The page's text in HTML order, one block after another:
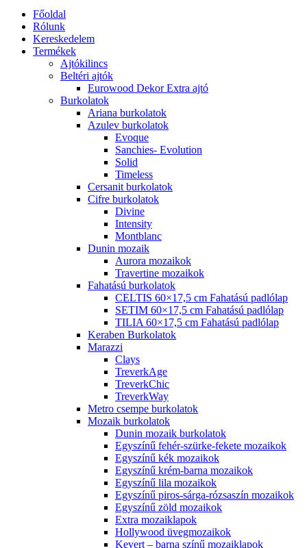
Főoldal
Rólunk
Kereskedelem
Termékek
Ajtókilincs
Beltéri ajtók
Eurowood Dekor Extra ajtó
Burkolatok
Ariana burkolatok
Azulev burkolatok
Evoque
Sanchies- Evolution
Solid
Timeless
Cersanit burkolatok
Cifre burkolatok
Divine
Intensity
Montblanc
Dunin mozaik
Aurora mozaikok
Travertine mozaikok
Fahatású burkolatok
CELTIS 60×17,5 cm Fahatású padlólap
SETIM 60×17,5 cm Fahatású padlólap
TILIA 60×17,5 cm Fahatású padlólap
Keraben Burkolatok
Marazzi
Clays
TreverkAge
TreverkChic
TreverkWay
Metro csempe burkolatok
Mozaik burkolatok
Dunin mozaik burkolatok
Egyszínű fehér-szürke-fekete mozaikok
Egyszínű kék mozaikok
Egyszínű krém-barna mozaikok
Egyszínű lila mozaikok
Egyszínű piros-sárga-rózsaszín mozaikok
Egyszínű zöld mozaikok
Extra mozaiklapok
Hollywood üvegmozaikok
Kevert – barna színű mozaiklapok